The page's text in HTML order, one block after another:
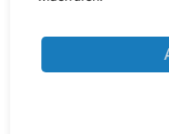
Wir analysieren Ihren
–